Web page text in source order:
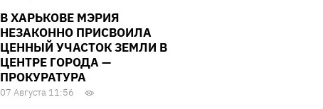
В ХАРЬКОВЕ МЭРИЯ
НЕЗАКОННО ПРИСВОИЛА
ЦЕННЫЙ УЧАСТОК ЗЕМЛИ В
ЦЕНТРЕ ГОРОДА —
ПРОКУРАТУРА
07 Августа 11:56